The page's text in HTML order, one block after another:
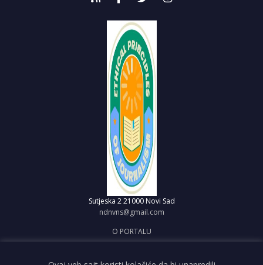
Sutjeska 2 21000 Novi Sad
ndnvns@gmail.com
O PORTALU